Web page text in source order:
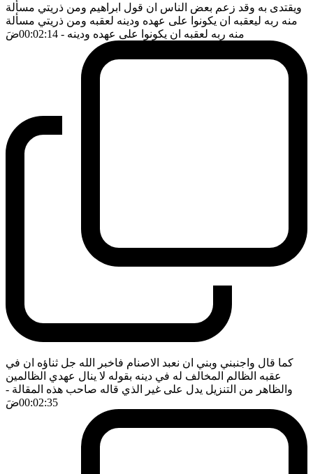
ويقتدى به وقد زعم بعض الناس ان قول ابراهيم ومن ذريتي مسألة
منه ربه ليعقبه ان يكونوا على عهده ودينه لعقبه ومن ذريتي مسألة
منه ربه لعقبه ان يكونوا على عهده ودينه - 00:02:14 ضَ
كما قال واجنبني وبني ان نعبد الاصنام فاخبر الله جل ثناؤه ان في
عقبه الظالم المخالف له في دينه بقوله لا ينال عهدي الظالمين
والظاهر من التنزيل يدل على غير الذي قاله صاحب هذه المقالة -
00:02:35ضَ